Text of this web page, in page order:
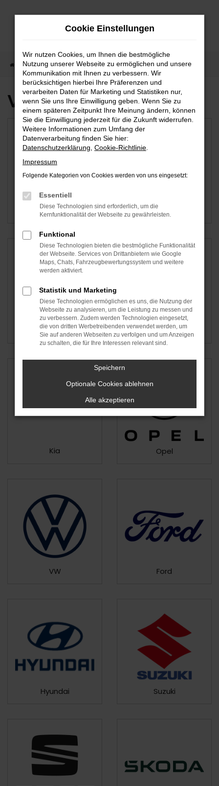
Zum
Startseite Tübingen
Verfügbare Marken
BMW Mercedes-Benz
Audi Renault
Kia Opel
VW Ford
Hyundai Suzuki
Cookie Einstellungen
Wir nutzen Cookies, um Ihnen die bestmögliche
Nutzung unserer Webseite zu ermöglichen und unsere
Kommunikation mit Ihnen zu verbessern. Wir
berücksichtigen hierbei Ihre Präferenzen und
verarbeiten Daten für Marketing und Statistiken nur,
wenn Sie uns Ihre Einwilligung geben. Wenn Sie zu
einem späteren Zeitpunkt Ihre Meinung ändern, können
Sie die Einwilligung jederzeit für die Zukunft widerrufen.
Weitere Informationen zum Umfang der
Datenverarbeitung finden Sie hier:
Datenschutzerklärung Cookie-Richtlinie
Impressum
Folgende Kategorien von Cookies werden von uns eingesetzt:
Essentiell
Diese Technologien sind erforderlich, um die
Kernfunktionalität der Webseite zu gewährleisten.
Funktional
Diese Technologien bieten die bestmögliche Funktionalität
der Webseite. Services von Drittanbietern wie Google
Maps, Chats, Fahrzeugbewertungssystem und weitere
werden aktiviert.
Statistik und Marketing
Diese Technologien ermöglichen es uns, die Nutzung der
Webseite zu analysieren, um die Leistung zu messen und
zu verbessern. Zudem werden Technologien eingesetzt,
die von dritten Werbetreibenden verwendet werden, um
Sie auf anderen Webseiten zu verfolgen und um Anzeigen
zu schalten, die für Ihre Interessen relevant sind.
Speichern
Optionale Cookies ablehnen
Alle akzeptieren